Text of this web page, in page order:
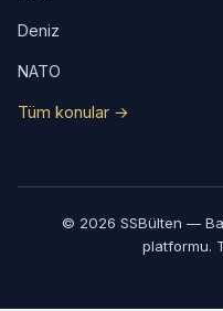
Deniz
NATO
Tüm konular →
© 2026 SSBülten —
platformu.